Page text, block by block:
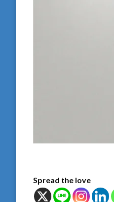
Spread the love